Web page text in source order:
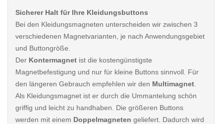
Sicherer Halt für Ihre Kleidungsbuttons
Bei den Kleidungsmagneten unterscheiden wir zwischen 3
verschiedenen Magnetvarianten, je nach Anwendungsgebiet
und Buttongröße.
Der Kontermagnet ist die kostengünstigste
Magnetbefestigung und nur für kleine Buttons sinnvoll. Für
den längeren Gebrauch empfehlen wir den Multimagnet
Als Kleidungsmagnet ist er durch die Ummantelung schön
griffig und leicht zu handhaben. Die größeren Buttons
werden mit einem Doppelmagneten geliefert. Dadurch wird